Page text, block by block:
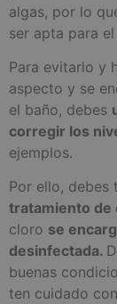
algas, por lo
ser apta para
Para evitarlo y
aspecto y se
el baño, debes
corregir los
ejemplos.
Por ello, debes
tratamiento de
cloro se
desinfectada.
buenas
ten cuidado